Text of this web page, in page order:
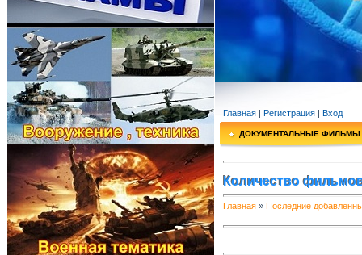
Главная | Регистрация | Вход
ДОКУМЕНТАЛЬНЫЕ ФИЛЬМЫ
Количество
Главная » Последние